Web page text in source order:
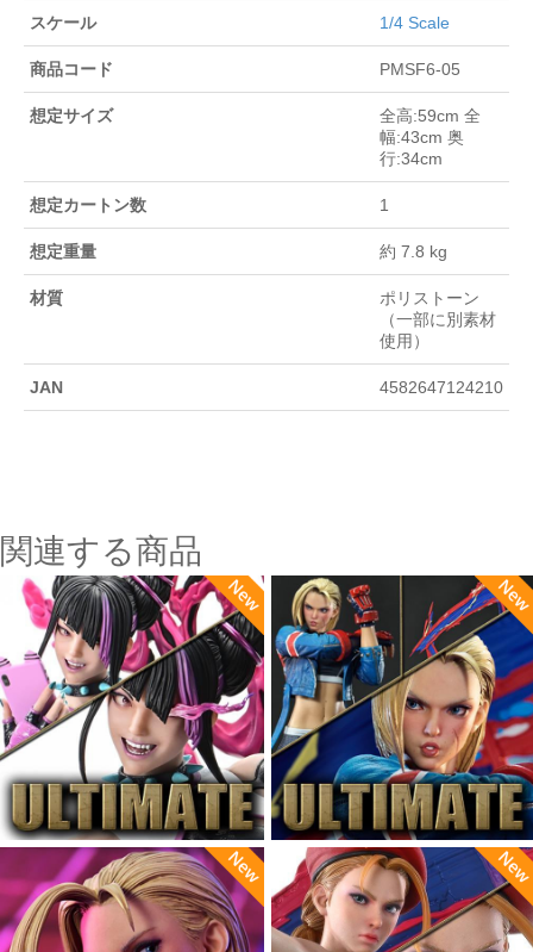
スケール 1/4 Scale
商品コード PMSF6-05
想定サイズ
全高:59cm 全
幅:43cm 奥
行:34cm
想定カートン数 1
想定重量 約 7.8 kg
材質
ポリストーン
（一部に別素材
使用）
JAN 4582647124210
関連する商品